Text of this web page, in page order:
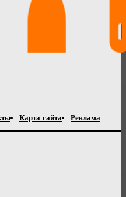
Карта сайта Реклама